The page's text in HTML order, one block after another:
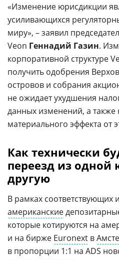
«Изменение юрисдикции
усиливающихся
миру», – заявил
Veon Геннадий Газин.
корпоративной структуре
получить одобрения
островов и собрания
не ожидает ухудшения
данных изменений, а также
материального эффекта от
Как технически
переезд из
другую
В рамках соответствующих
американские
которые котируются на
и на бирже Euronext в
в пропорции 1:1 на ADS